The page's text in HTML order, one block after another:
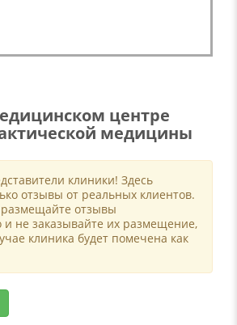
центре
медицины
клиники! Здесь
отзывы от реальных клиентов.
отзывы
и не заказывайте их размещение,
клиника будет помечена как